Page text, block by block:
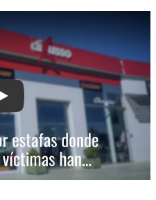
Play: Dilusso Motos alerta por